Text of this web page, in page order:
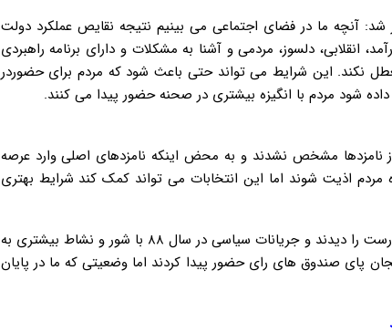
آنچه ما در فضای اجتماعی می بینیم نتیجه نقایص عملکرد دولت
انقلابی، دلسوز، مردمی و آشنا به مشکلات و دارای برنامه راهبردی
نکند. این شرایط می تواند حتی باعث شود که مردم برای حضوردر
شود مردم با انگیزه بیشتری در صحنه حضور پیدا می کنند.
نامزدها مشخص نشدند و به محض اینکه نامزدهای اصلی وارد عرصه
اذیت شوند اما این انتخابات می تواند کمک کند شرایط بهتری
این فعال سیاسی با اشاره به انتخابات سال ۸۸ گفت: مردم در سال ۸۴ عملکرد درست را دیدند و جریانات سیاسی در سال ۸۸ با شور و نشاط بیشتری به
پای صندوق های رای حضور پیدا کردند اما وضعیتی که ما در پایان